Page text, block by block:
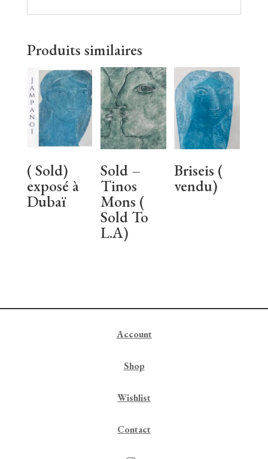
Produits similaires
( Sold)
exposé à
Dubaï
Sold –
Tinos
Mons (
Sold To
L.A)
Briseis (
vendu)
Account
Shop
Wishlist
Contact